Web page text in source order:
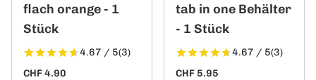
flach orange - 1
Stück
4.67 / 5(3)
CHF 4.90
tab in one Behälter
- 1 Stück
4.67 / 5(3)
CHF 5.95